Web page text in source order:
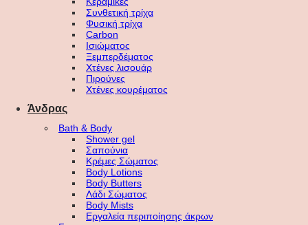
Συνθετική τρίχα
Φυσική τρίχα
Carbon
Ισιώματος
Ξεμπερδέματος
Χτένες λισουάρ
Πιρούνες
Χτένες κουρέματος
Άνδρας
Bath & Body
Shower gel
Σαπούνια
Κρέμες Σώματος
Body Lotions
Body Butters
Λάδι Σώματος
Body Mists
Εργαλεία περιποίησης άκρων